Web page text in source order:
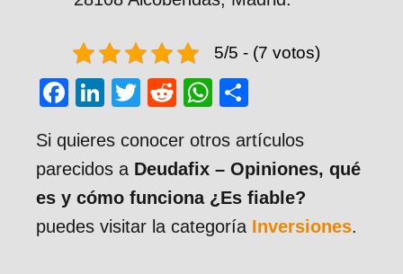
5/5 - (7 votos)
F
c
e
b
o
Li
k
e
dI
n
T
tt
er
R
d
di
t
W
at
s
A
p
m
p
ar
tir
Si quieres conocer otros artículos
parecidos a Deudafix – Opiniones, qué
es y cómo funciona ¿Es fiable?
puedes visitar la categoría Inversiones.